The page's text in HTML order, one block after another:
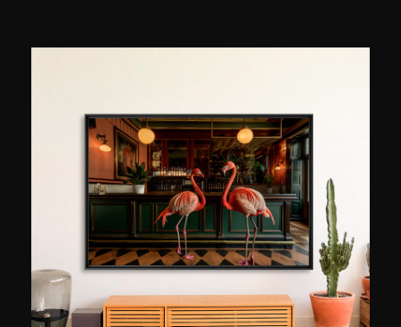
carrière als fotograaf, als adviseur
interieurarchitectuur in Parijs. Hij begon met
fotografie in 2013 toen hij 26 was, met een
simpele iPhone en de eerste fotobewerkings
programma’s. Een van zijn grote projecten
brengt foto's van bibliotheken en kerken samen:
“Ik koos voor bibliotheken en kerken omdat ik
door de geschiedenis wilde kijken en wilde laten
zien hoe een ruimte met een vergelijkbare functie